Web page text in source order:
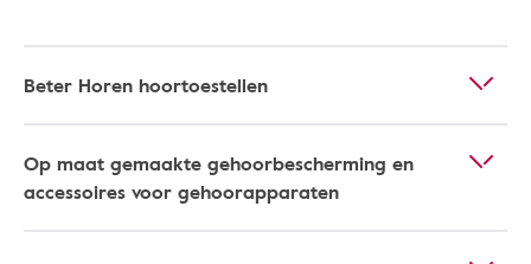
Beter Horen hoortoestellen
Op maat gemaakte gehoorbescherming en
accessoires voor gehoorapparaten